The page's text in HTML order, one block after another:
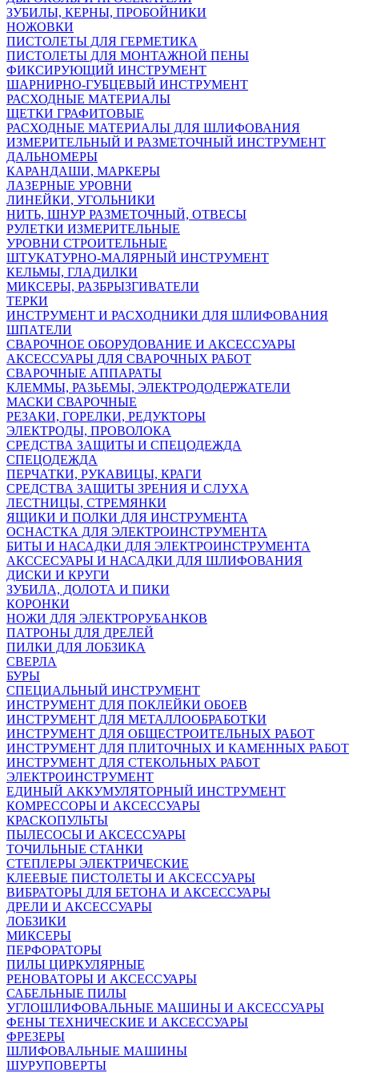
ЗУБИЛЫ, КЕРНЫ, ПРОБОЙНИКИ
НОЖОВКИ
ПИСТОЛЕТЫ ДЛЯ ГЕРМЕТИКА
ПИСТОЛЕТЫ ДЛЯ МОНТАЖНОЙ ПЕНЫ
ФИКСИРУЮЩИЙ ИНСТРУМЕНТ
ШАРНИРНО-ГУБЦЕВЫЙ ИНСТРУМЕНТ
РАСХОДНЫЕ МАТЕРИАЛЫ
ЩЕТКИ ГРАФИТОВЫЕ
РАСХОДНЫЕ МАТЕРИАЛЫ ДЛЯ ШЛИФОВАНИЯ
ИЗМЕРИТЕЛЬНЫЙ И РАЗМЕТОЧНЫЙ ИНСТРУМЕНТ
ДАЛЬНОМЕРЫ
КАРАНДАШИ, МАРКЕРЫ
ЛАЗЕРНЫЕ УРОВНИ
ЛИНЕЙКИ, УГОЛЬНИКИ
НИТЬ, ШНУР РАЗМЕТОЧНЫЙ, ОТВЕСЫ
РУЛЕТКИ ИЗМЕРИТЕЛЬНЫЕ
УРОВНИ СТРОИТЕЛЬНЫЕ
ШТУКАТУРНО-МАЛЯРНЫЙ ИНСТРУМЕНТ
КЕЛЬМЫ, ГЛАДИЛКИ
МИКСЕРЫ, РАЗБРЫЗГИВАТЕЛИ
ТЕРКИ
ИНСТРУМЕНТ И РАСХОДНИКИ ДЛЯ ШЛИФОВАНИЯ
ШПАТЕЛИ
СВАРОЧНОЕ ОБОРУДОВАНИЕ И АКСЕССУАРЫ
АКСЕССУАРЫ ДЛЯ СВАРОЧНЫХ РАБОТ
СВАРОЧНЫЕ АППАРАТЫ
КЛЕММЫ, РАЗЬЕМЫ, ЭЛЕКТРОДОДЕРЖАТЕЛИ
МАСКИ СВАРОЧНЫЕ
РЕЗАКИ, ГОРЕЛКИ, РЕДУКТОРЫ
ЭЛЕКТРОДЫ, ПРОВОЛОКА
СРЕДСТВА ЗАЩИТЫ И СПЕЦОДЕЖДА
СПЕЦОДЕЖДА
ПЕРЧАТКИ, РУКАВИЦЫ, КРАГИ
СРЕДСТВА ЗАЩИТЫ ЗРЕНИЯ И СЛУХА
ЛЕСТНИЦЫ, СТРЕМЯНКИ
ЯЩИКИ И ПОЛКИ ДЛЯ ИНСТРУМЕНТА
ОСНАСТКА ДЛЯ ЭЛЕКТРОИНСТРУМЕНТА
БИТЫ И НАСАДКИ ДЛЯ ЭЛЕКТРОИНСТРУМЕНТА
АКССЕСУАРЫ И НАСАДКИ ДЛЯ ШЛИФОВАНИЯ
ДИСКИ И КРУГИ
ЗУБИЛА, ДОЛОТА И ПИКИ
КОРОНКИ
НОЖИ ДЛЯ ЭЛЕКТРОРУБАНКОВ
ПАТРОНЫ ДЛЯ ДРЕЛЕЙ
ПИЛКИ ДЛЯ ЛОБЗИКА
СВЕРЛА
БУРЫ
СПЕЦИАЛЬНЫЙ ИНСТРУМЕНТ
ИНСТРУМЕНТ ДЛЯ ПОКЛЕЙКИ ОБОЕВ
ИНСТРУМЕНТ ДЛЯ МЕТАЛЛООБРАБОТКИ
ИНСТРУМЕНТ ДЛЯ ОБЩЕСТРОИТЕЛЬНЫХ РАБОТ
ИНСТРУМЕНТ ДЛЯ ПЛИТОЧНЫХ И КАМЕННЫХ РАБОТ
ИНСТРУМЕНТ ДЛЯ СТЕКОЛЬНЫХ РАБОТ
ЭЛЕКТРОИНСТРУМЕНТ
ЕДИНЫЙ АККУМУЛЯТОРНЫЙ ИНСТРУМЕНТ
КОМРЕССОРЫ И АКСЕССУАРЫ
КРАСКОПУЛЬТЫ
ПЫЛЕСОСЫ И АКСЕССУАРЫ
ТОЧИЛЬНЫЕ СТАНКИ
СТЕПЛЕРЫ ЭЛЕКТРИЧЕСКИЕ
КЛЕЕВЫЕ ПИСТОЛЕТЫ И АКСЕССУАРЫ
ВИБРАТОРЫ ДЛЯ БЕТОНА И АКСЕССУАРЫ
ДРЕЛИ И АКСЕССУАРЫ
ЛОБЗИКИ
МИКСЕРЫ
ПЕРФОРАТОРЫ
ПИЛЫ ЦИРКУЛЯРНЫЕ
РЕНОВАТОРЫ И АКСЕССУАРЫ
САБЕЛЬНЫЕ ПИЛЫ
УГЛОШЛИФОВАЛЬНЫЕ МАШИНЫ И АКСЕССУАРЫ
ФЕНЫ ТЕХНИЧЕСКИЕ И АКСЕССУАРЫ
ФРЕЗЕРЫ
ШЛИФОВАЛЬНЫЕ МАШИНЫ
ШУРУПОВЕРТЫ